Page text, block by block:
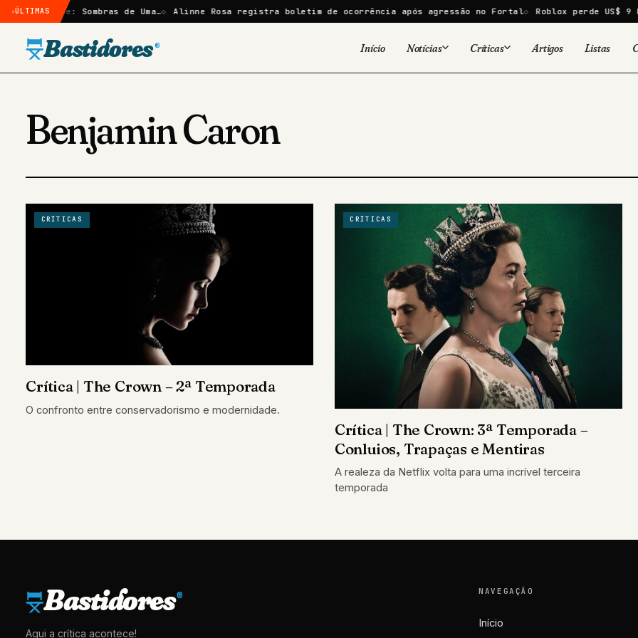
ÚLTIMAS
Elize: Sombras de Uma… Alinne Rosa registra boletim de ocorrência após agressão no Fortal Roblox perde US$ 9 bi
Bastidores ® Início Notícias
Quadrinhos
Famosos
Livros
Críticas
Livros
Artigos Listas
Benjamin Caron
CRÍTICAS
Crítica | The Crown – 2ª Temporada
O confronto entre conservadorismo e modernidade.
CRÍTICAS
Crítica | The Crown: 3ª Temporada –
Conluios, Trapaças e Mentiras
A realeza da Netflix volta para uma incrível terceira
temporada
Bastidores®
Aqui a crítica acontece!
NAVEGAÇÃO
Início